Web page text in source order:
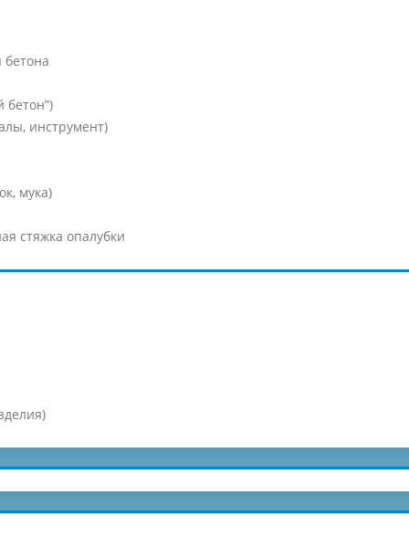
бетон”)
инструмент)
мука)
стяжка опалубки